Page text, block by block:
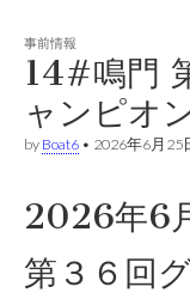
事前情報
14#鳴門
ャンピオ
by Boat6 • 2026年6月25
2026年6
第３６回